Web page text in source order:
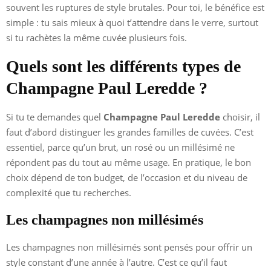
souvent les ruptures de style brutales. Pour toi, le bénéfice est
simple : tu sais mieux à quoi t’attendre dans le verre, surtout
si tu rachètes la même cuvée plusieurs fois.
Quels sont les différents types de
Champagne Paul Leredde ?
Si tu te demandes quel Champagne Paul Leredde choisir, il
faut d’abord distinguer les grandes familles de cuvées. C’est
essentiel, parce qu’un brut, un rosé ou un millésimé ne
répondent pas du tout au même usage. En pratique, le bon
choix dépend de ton budget, de l’occasion et du niveau de
complexité que tu recherches.
Les champagnes non millésimés
Les champagnes non millésimés sont pensés pour offrir un
style constant d’une année à l’autre. C’est ce qu’il faut